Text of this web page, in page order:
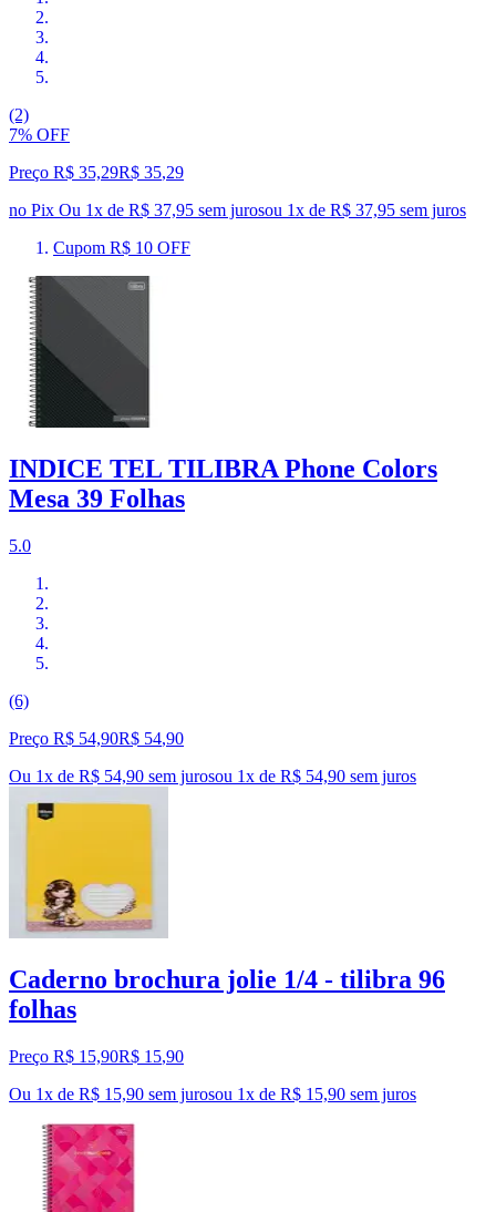
(2)
7% OFF
Preço R$ 35,29R$ 35,29
no Pix Ou 1x de R$ 37,95 sem jurosou 1x de R$ 37,95 sem juros
Cupom R$ 10 OFF
INDICE TEL TILIBRA Phone Colors
Mesa 39 Folhas
5.0
(6)
Preço R$ 54,90R$ 54,90
Ou 1x de R$ 54,90 sem jurosou 1x de R$ 54,90 sem juros
Caderno brochura jolie 1/4 - tilibra 96
folhas
Preço R$ 15,90R$ 15,90
Ou 1x de R$ 15,90 sem jurosou 1x de R$ 15,90 sem juros